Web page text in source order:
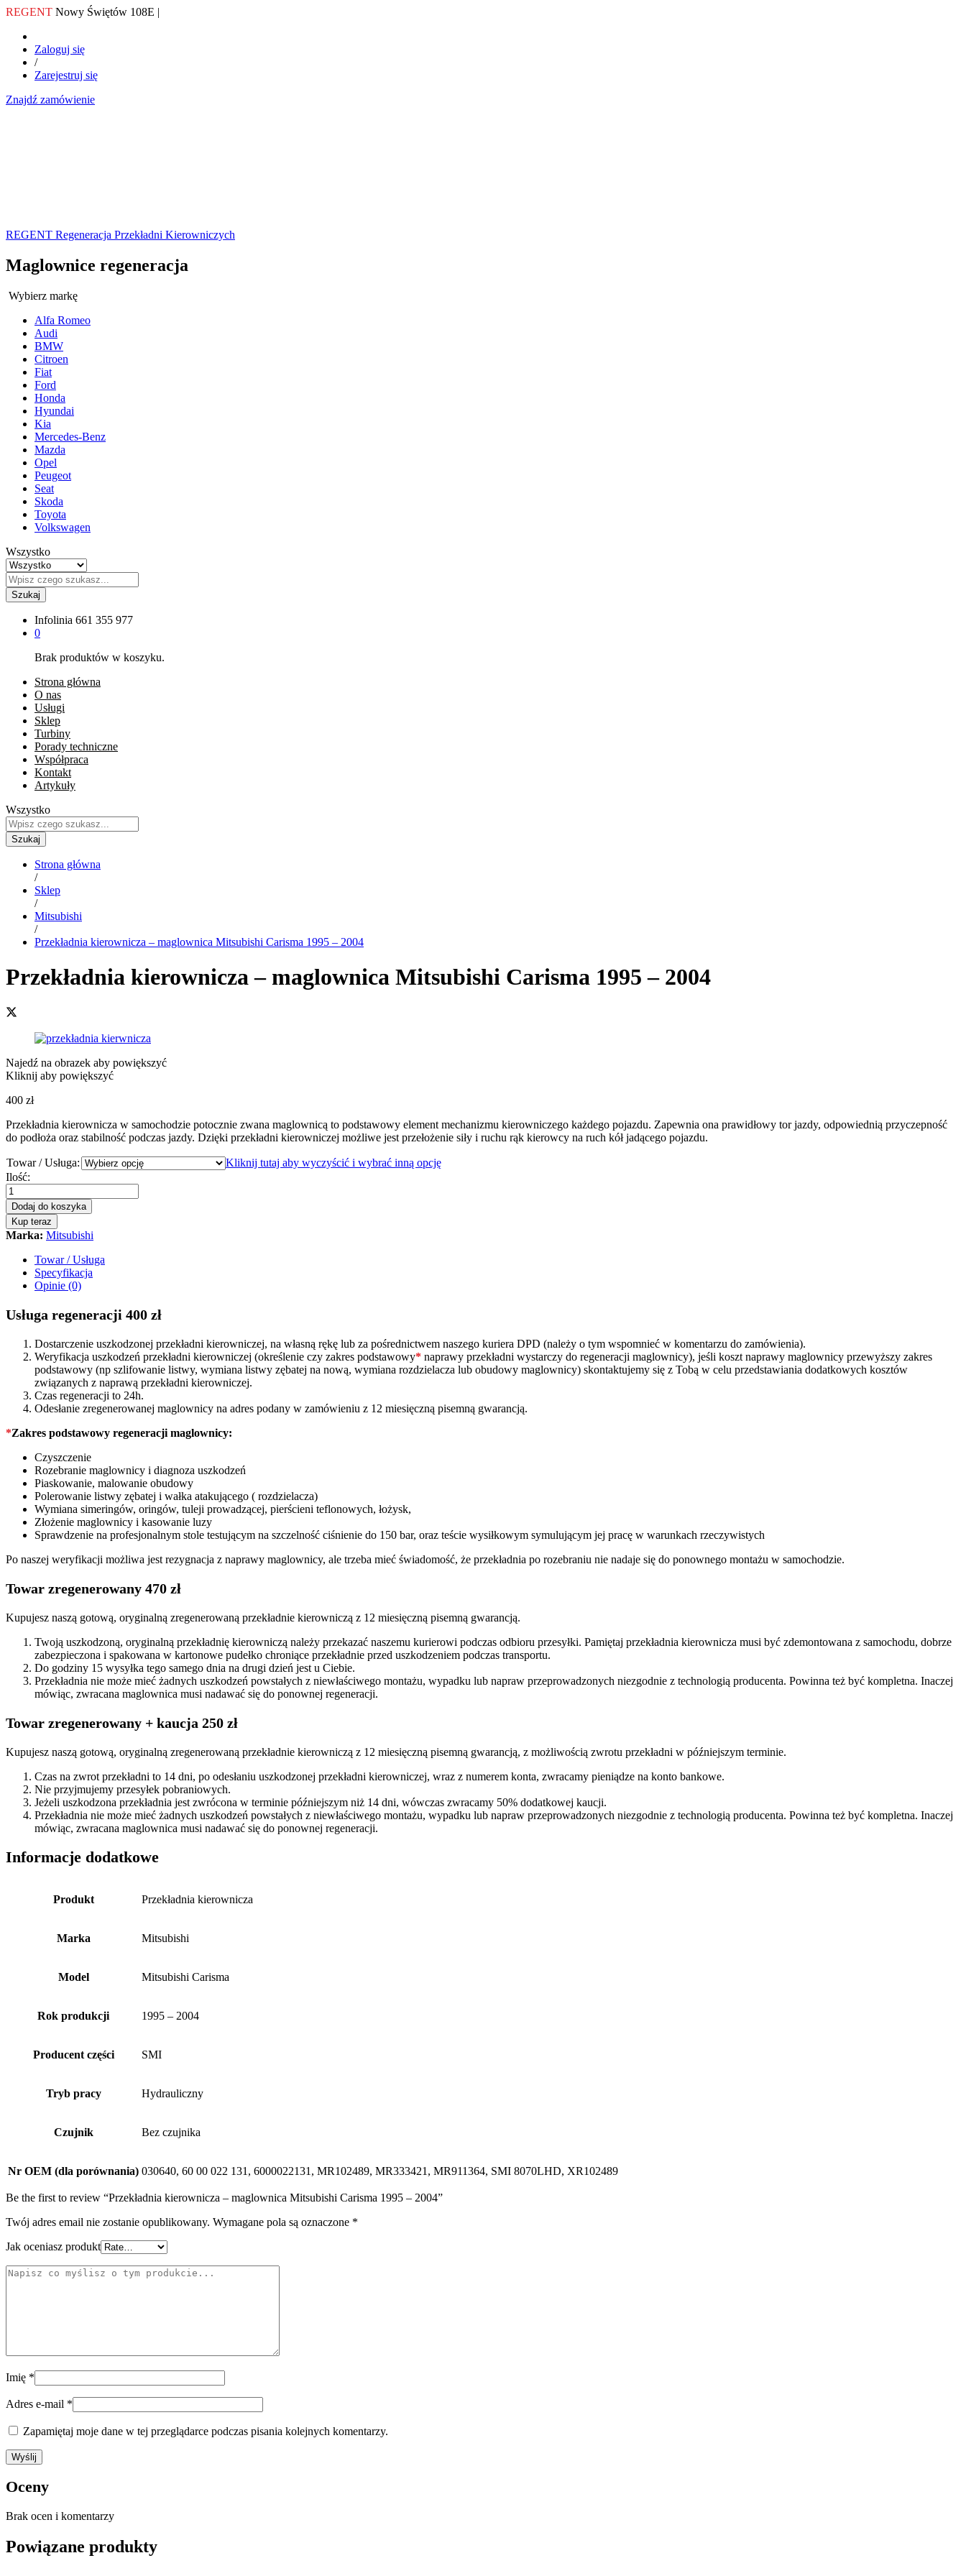
REGENT Nowy Świętów 108E |
Zaloguj się
/
Zarejestruj się
Znajdź zamówienie
REGENT Regeneracja Przekładni Kierowniczych
Maglownice regeneracja
Wybierz markę
Alfa Romeo
Audi
BMW
Citroen
Fiat
Ford
Honda
Hyundai
Kia
Mercedes-Benz
Mazda
Opel
Peugeot
Seat
Skoda
Toyota
Volkswagen
Wszystko
Szukaj
Infolinia 661 355 977
0
Brak produktów w koszyku.
Strona główna
O nas
Usługi
Sklep
Turbiny
Porady techniczne
Współpraca
Kontakt
Artykuły
Wszystko
Szukaj
Strona główna
/
Sklep
/
Mitsubishi
/
Przekładnia kierownicza – maglownica Mitsubishi Carisma 1995 – 2004
Przekładnia kierownicza – maglownica Mitsubishi Carisma 1995 – 2004
Najedź na obrazek aby powiększyć
Kliknij aby powiększyć
400 zł
Przekładnia kierownicza w samochodzie potocznie zwana maglownicą to podstawowy element mechanizmu kierowniczego każdego pojazdu. Zapewnia ona prawidłowy tor jazdy, odpowiednią przyczepność
do podłoża oraz stabilność podczas jazdy. Dzięki przekładni kierowniczej możliwe jest przełożenie siły i ruchu rąk kierowcy na ruch kół jadącego pojazdu.
Towar / Usługa:
Kliknij tutaj aby wyczyścić i wybrać inną opcję
Przekładnia
kierownicza
-
maglownica
Mitsubishi
Carisma
quantity
Ilość:
Dodaj do koszyka
Kup teraz
Marka: Mitsubishi
Towar / Usługa
Specyfikacja
Opinie (0)
Usługa regeneracji 400 zł
Dostarczenie uszkodzonej przekładni kierowniczej, na własną rękę lub za pośrednictwem naszego kuriera DPD (należy o tym wspomnieć w komentarzu do zamówienia).
Weryfikacja uszkodzeń przekładni kierowniczej (określenie czy zakres podstawowy* naprawy przekładni wystarczy do regeneracji maglownicy), jeśli koszt naprawy maglownicy przewyższy zakres
podstawowy (np szlifowanie listwy, wymiana listwy zębatej na nową, wymiana rozdzielacza lub obudowy maglownicy) skontaktujemy się z Tobą w celu przedstawiania dodatkowych kosztów
związanych z naprawą przekładni kierowniczej.
Czas regeneracji to 24h.
Odesłanie zregenerowanej maglownicy na adres podany w zamówieniu z 12 miesięczną pisemną gwarancją.
*Zakres podstawowy regeneracji maglownicy:
Czyszczenie
Rozebranie maglownicy i diagnoza uszkodzeń
Piaskowanie, malowanie obudowy
Polerowanie listwy zębatej i wałka atakującego ( rozdzielacza)
Wymiana simeringów, oringów, tuleji prowadzącej, pierścieni teflonowych, łożysk,
Złożenie maglownicy i kasowanie luzy
Sprawdzenie na profesjonalnym stole testującym na szczelność ciśnienie do 150 bar, oraz teście wysiłkowym symulującym jej pracę w warunkach rzeczywistych
Po naszej weryfikacji możliwa jest rezygnacja z naprawy maglownicy, ale trzeba mieć świadomość, że przekładnia po rozebraniu nie nadaje się do ponownego montażu w samochodzie.
Towar zregenerowany 470 zł
Kupujesz naszą gotową, oryginalną zregenerowaną przekładnie kierowniczą z 12 miesięczną pisemną gwarancją.
Twoją uszkodzoną, oryginalną przekładnię kierowniczą należy przekazać naszemu kurierowi podczas odbioru przesyłki. Pamiętaj przekładnia kierownicza musi być zdemontowana z samochodu, dobrze
zabezpieczona i spakowana w kartonowe pudełko chroniące przekładnie przed uszkodzeniem podczas transportu.
Do godziny 15 wysyłka tego samego dnia na drugi dzień jest u Ciebie.
Przekładnia nie może mieć żadnych uszkodzeń powstałych z niewłaściwego montażu, wypadku lub napraw przeprowadzonych niezgodnie z technologią producenta. Powinna też być kompletna. Inaczej
mówiąc, zwracana maglownica musi nadawać się do ponownej regeneracji.
Towar zregenerowany + kaucja 250 zł
Kupujesz naszą gotową, oryginalną zregenerowaną przekładnie kierowniczą z 12 miesięczną pisemną gwarancją, z możliwością zwrotu przekładni w późniejszym terminie.
Czas na zwrot przekładni to 14 dni, po odesłaniu uszkodzonej przekładni kierowniczej, wraz z numerem konta, zwracamy pieniądze na konto bankowe.
Nie przyjmujemy przesyłek pobraniowych.
Jeżeli uszkodzona przekładnia jest zwrócona w terminie późniejszym niż 14 dni, wówczas zwracamy 50% dodatkowej kaucji.
Przekładnia nie może mieć żadnych uszkodzeń powstałych z niewłaściwego montażu, wypadku lub napraw przeprowadzonych niezgodnie z technologią producenta. Powinna też być kompletna. Inaczej
mówiąc, zwracana maglownica musi nadawać się do ponownej regeneracji.
Informacje dodatkowe
Produkt Przekładnia kierownicza
Marka Mitsubishi
Model Mitsubishi Carisma
Rok produkcji 1995 – 2004
Producent części SMI
Tryb pracy Hydrauliczny
Czujnik Bez czujnika
Nr OEM (dla porównania) 030640, 60 00 022 131, 6000022131, MR102489, MR333421, MR911364, SMI 8070LHD, XR102489
Be the first to review “Przekładnia kierownicza – maglownica Mitsubishi Carisma 1995 – 2004”
Twój adres email nie zostanie opublikowany. Wymagane pola są oznaczone *
Jak oceniasz produkt
Imię *
Adres e-mail *
Zapamiętaj moje dane w tej przeglądarce podczas pisania kolejnych komentarzy.
Oceny
Brak ocen i komentarzy
Powiązane produkty